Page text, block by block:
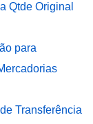
Qtde Original
para
Transferência